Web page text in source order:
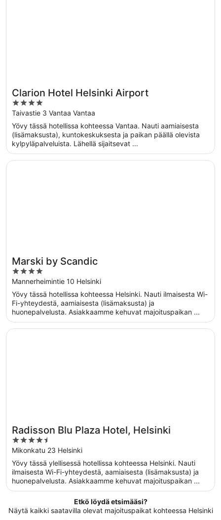
Clarion Hotel Helsinki Airport
4
out
of
5
Taivastie 3 Vantaa Vantaa
Yövy tässä hotellissa kohteessa Vantaa. Nauti aamiaisesta
(lisämaksusta), kuntokeskuksesta ja paikan päällä olevista
kylpyläpalveluista. Lähellä sijaitsevat ...
Marski by Scandic
4
out
of
5
Mannerheimintie 10 Helsinki
Yövy tässä hotellissa kohteessa Helsinki. Nauti ilmaisesta Wi-
Fi-yhteydestä, aamiaisesta (lisämaksusta) ja
huonepalvelusta. Asiakkaamme kehuvat majoituspaikan ...
Avautuu uuteen ikkunaan
Marski by Scandic
Radisson Blu Plaza Hotel, Helsinki
4.5
out
of
5
Mikonkatu 23 Helsinki
Yövy tässä ylellisessä hotellissa kohteessa Helsinki. Nauti
ilmaisesta Wi-Fi-yhteydestä, aamiaisesta (lisämaksusta) ja
huonepalvelusta. Asiakkaamme kehuvat majoituspaikan ...
Avautuu uuteen ikkunaan
Radisson Blu Plaza Hotel, Helsinki
Etkö löydä etsimääsi?
Näytä kaikki saatavilla olevat majoituspaikat kohteessa Helsinki